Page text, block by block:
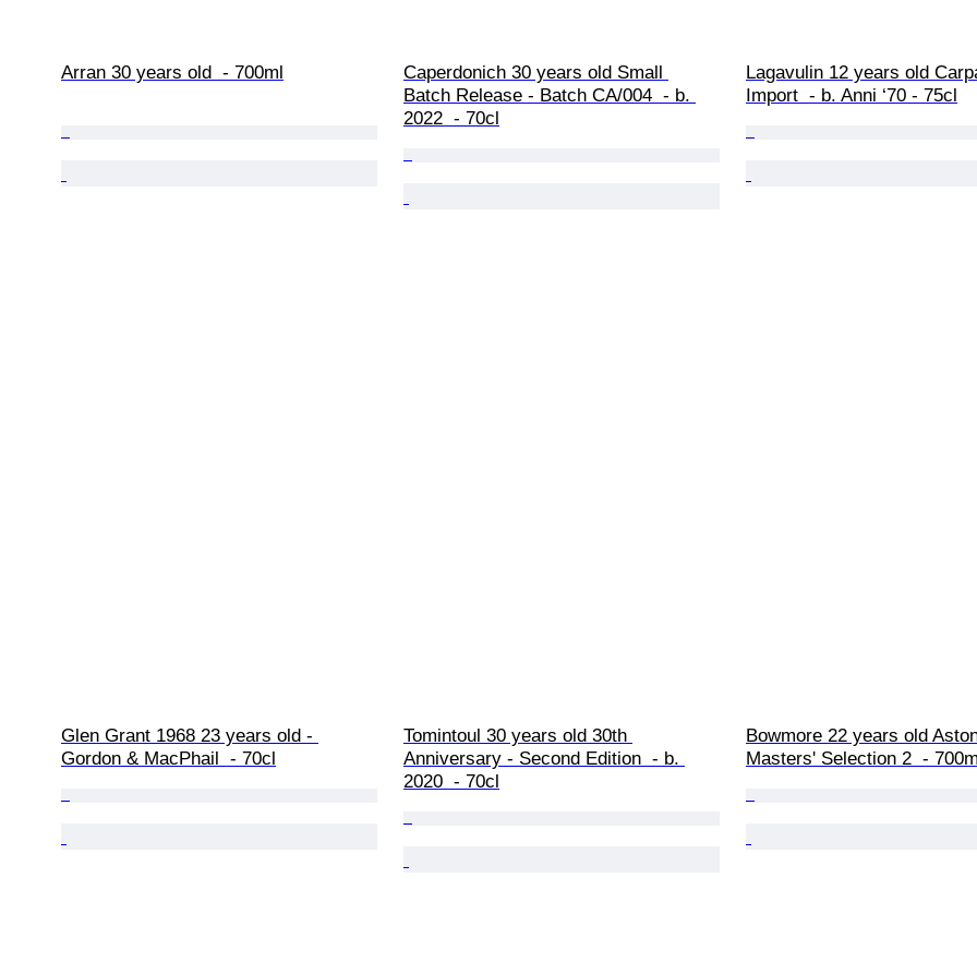
Arran 30 years old  - 700ml
Caperdonich 30 years old Small
Batch Release - Batch CA/004  - b.
2022  - 70cl
Lagavulin 12 years old
Import  - b. Anni ‘70 - 75cl
Glen Grant 1968 23 years old -
Gordon & MacPhail  - 70cl
Tomintoul 30 years old 30th
Anniversary - Second Edition  - b.
2020  - 70cl
Bowmore 22 years old
Masters' Selection 2  -